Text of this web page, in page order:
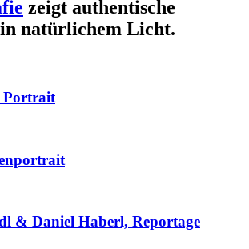
zeigt authentische
natürlichem Licht.
Portrait
& Daniel Haberl, Reportage